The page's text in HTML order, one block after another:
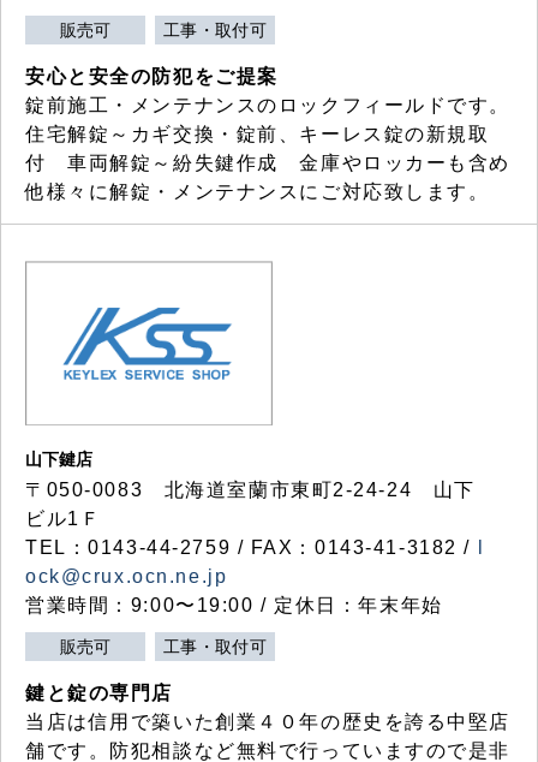
販売可 工事・取付可
安心と安全の防犯をご提案
錠前施工・メンテナンスのロックフィールドです。
住宅解錠～カギ交換・錠前、キーレス錠の新規取
付 車両解錠～紛失鍵作成 金庫やロッカーも含め
他様々に解錠・メンテナンスにご対応致します。
山下鍵店
〒050-0083 北海道室蘭市東町2-24-24 山下
ビル1Ｆ
TEL：0143-44-2759 / FAX：0143-41-3182 /
ock@crux.ocn.ne.jp
営業時間：9:00〜19:00 / 定休日：年末年始
販売可 工事・取付可
鍵と錠の専門店
当店は信用で築いた創業４０年の歴史を誇る中堅店
舗です。防犯相談など無料で行っていますので是非